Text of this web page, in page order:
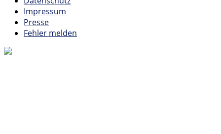
Impressum
Presse
Fehler melden